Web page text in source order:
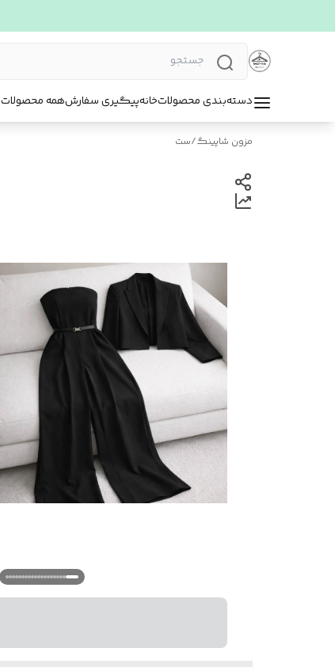
دسته‌بندی محصولاتخانهپیگیری سفارشهمه محصولات
مزون شاپینگ/ست